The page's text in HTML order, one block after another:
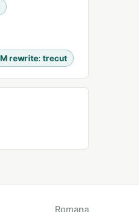
rewrite: trecut
Romana